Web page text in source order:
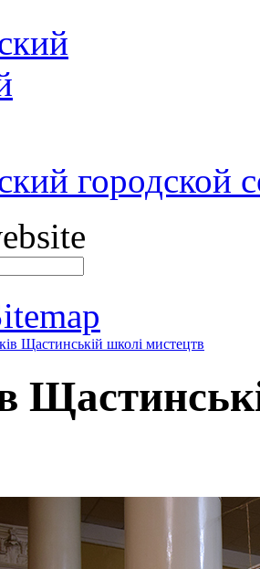
городской
Щастинській школі мистецтв